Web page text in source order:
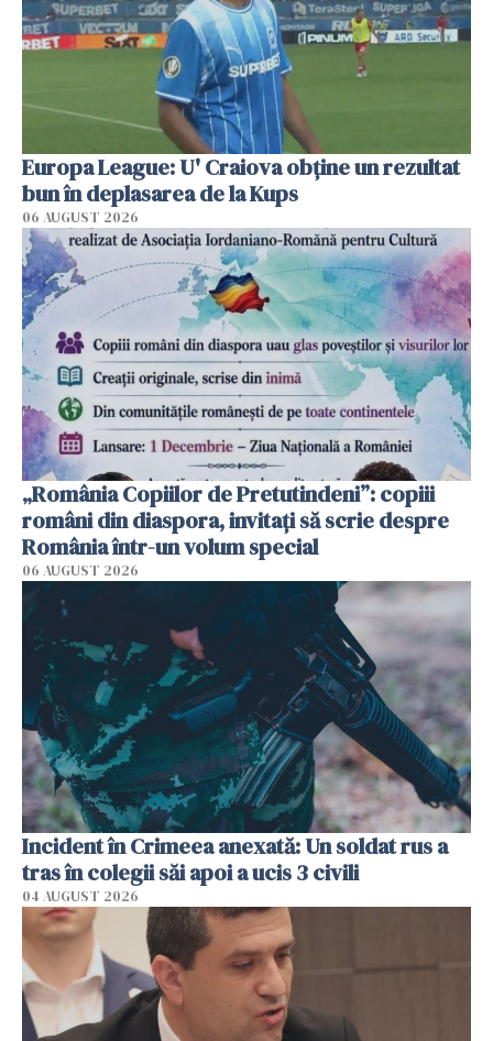
Europa League: U' Craiova obține un rezultat
bun în deplasarea de la Kups
06 AUGUST 2026
„România Copiilor de Pretutindeni”: copiii
români din diaspora, invitați să scrie despre
România într-un volum special
06 AUGUST 2026
Incident în Crimeea anexată: Un soldat rus a
tras în colegii săi apoi a ucis 3 civili
04 AUGUST 2026